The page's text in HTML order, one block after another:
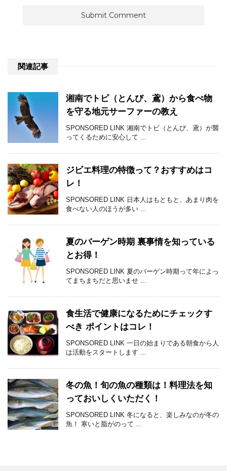
関連記事
湘南でトビ（とんび、鳶）から食べ物
を守る地元サーファーの教え
SPONSORED LINK 湘南でトビ（とんび、鳶）が襲
ってくるために安心して ...
ジビエ料理の特徴って？おすすめはコ
レ！
SPONSORED LINK 日本人はもともと、あまり肉を
食べない人のほうが多い ...
夏のバーゲン時期 裏事情を知っている
とお得！
SPONSORED LINK 夏のバーゲン時期って年によっ
てまちまちだと思いませ ...
食生活で健康になるためにチェックす
べき ポイントはコレ！
SPONSORED LINK 一日の始まりである朝食から人
は活動をスタートします ...
冬の魚！旬の魚の種類は！料理法を知
っておいしくいただく！
SPONSORED LINK 冬になると、楽しみなのが冬の
魚！ 寒いと脂がのって ...